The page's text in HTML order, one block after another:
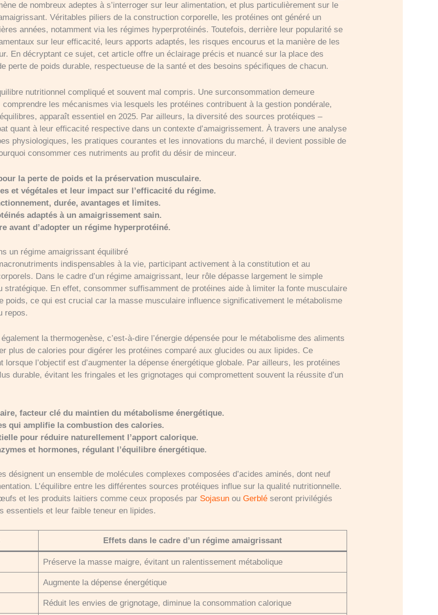
de nombreux adeptes à s’interroger sur leur alimentation, et plus particulièrement sur le
Véritables piliers de la construction corporelle, les protéines ont généré un
années, notamment via les régimes hyperprotéinés. Toutefois, derrière leur popularité se
sur leur efficacité, leurs apports adaptés, les risques encourus et la manière de les
En décryptant ce sujet, cet article offre un éclairage précis et nuancé sur la place des
perte de poids durable, respectueuse de la santé et des besoins spécifiques de chacun.
nutritionnel compliqué et souvent mal compris. Une surconsommation demeure
les mécanismes via lesquels les protéines contribuent à la gestion pondérale,
apparaît essentiel en 2025. Par ailleurs, la diversité des sources protéiques –
quant à leur efficacité respective dans un contexte d’amaigrissement. À travers une analyse
physiologiques, les pratiques courantes et les innovations du marché, il devient possible de
consommer ces nutriments au profit du désir de minceur.
la perte de poids et la préservation musculaire.
et végétales et leur impact sur l’efficacité du régime.
durée, avantages et limites.
adaptés à un amaigrissement sain.
avant d’adopter un régime hyperprotéiné.
un régime amaigrissant équilibré
indispensables à la vie, participant activement à la constitution et au
Dans le cadre d’un régime amaigrissant, leur rôle dépasse largement le simple
stratégique. En effet, consommer suffisamment de protéines aide à limiter la fonte musculaire
poids, ce qui est crucial car la masse musculaire influence significativement le métabolisme
repos.
la thermogenèse, c’est-à-dire l’énergie dépensée pour le métabolisme des aliments
plus de calories pour digérer les protéines comparé aux glucides ou aux lipides. Ce
lorsque l’objectif est d’augmenter la dépense énergétique globale. Par ailleurs, les protéines
durable, évitant les fringales et les grignotages qui compromettent souvent la réussite d’un
facteur clé du maintien du métabolisme énergétique.
qui amplifie la combustion des calories.
pour réduire naturellement l’apport calorique.
et hormones, régulant l’équilibre énergétique.
désignent un ensemble de molécules complexes composées d’acides aminés, dont neuf
L’équilibre entre les différentes sources protéiques influe sur la qualité nutritionnelle.
et les produits laitiers comme ceux proposés par Sojasun ouGerblé seront privilégiés
essentiels et leur faible teneur en lipides.
Effets dans le cadre d’un régime amaigrissant
Préserve la masse maigre, évitant un ralentissement métabolique
Augmente la dépense énergétique
Réduit les envies de grignotage, diminue la consommation calorique